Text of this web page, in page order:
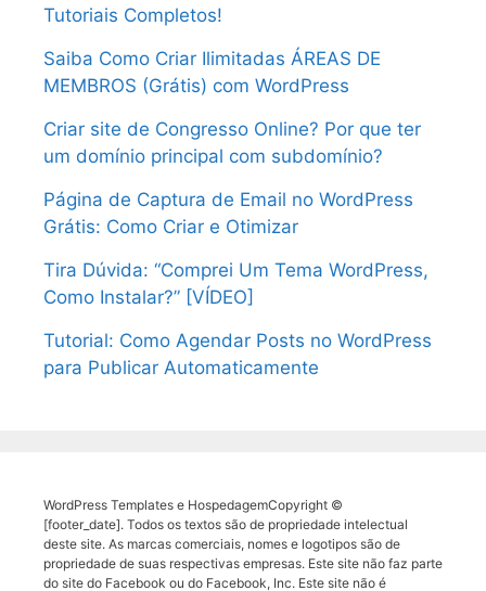
Tutoriais Completos!
Saiba Como Criar Ilimitadas ÁREAS DE
MEMBROS (Grátis) com WordPress
Criar site de Congresso Online? Por que ter
um domínio principal com subdomínio?
Página de Captura de Email no WordPress
Grátis: Como Criar e Otimizar
Tira Dúvida: “Comprei Um Tema WordPress,
Como Instalar?” [VÍDEO]
Tutorial: Como Agendar Posts no WordPress
para Publicar Automaticamente
WordPress Templates e HospedagemCopyright ©
[footer_date]. Todos os textos são de propriedade intelectual
deste site. As marcas comerciais, nomes e logotipos são de
propriedade de suas respectivas empresas. Este site não faz parte
do site do Facebook ou do Facebook, Inc. Este site não é